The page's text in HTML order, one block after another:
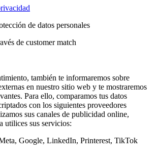
de datos personales
de customer match
también te informaremos sobre
en nuestro sitio web y te mostraremos
Para ello, comparamos tus datos
con los siguientes proveedores
sus canales de publicidad online,
utilices sus servicios:
Google, LinkedIn, Printerest, TikTok